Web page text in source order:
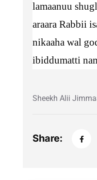
lamaanuu
araara Rabbii
nikaaha wal
ibiddumatti
Sheekh Alii
Share: